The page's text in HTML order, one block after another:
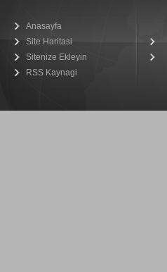
Anasayfa
Site Haritasi
Sitenize Ekleyin
RSS Kaynagi